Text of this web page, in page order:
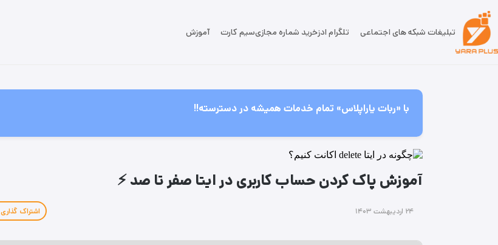
تبلیغات شبکه های اجتماعی تلگرام ادزخرید شماره مجازیسیم کارت آموزش
با «ربات یاراپلاس» تمام خدمات همیشه در دسترسته!!
آموزش پاک کردن حساب کاربری در ایتا صفر تا صد ⚡
۲۴ اردیبهشت ۱۴۰۳ اشتراک گذاری